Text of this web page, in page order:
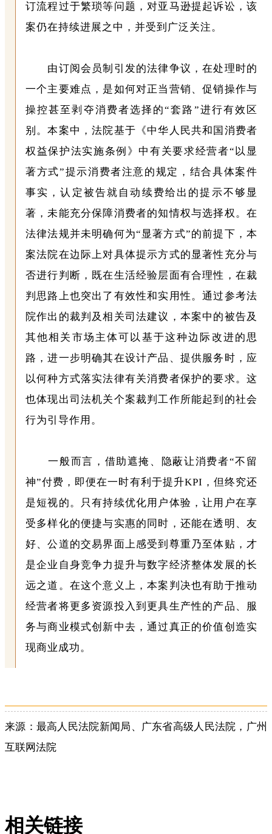
订流程过于繁琐等问题，对亚马逊提起诉讼，该
案仍在持续进展之中，并受到广泛关注。
由订阅会员制引发的法律争议，在处理时的
一个主要难点，是如何对正当营销、促销操作与
操控甚至剥夺消费者选择的“套路”进行有效区
别。本案中，法院基于《中华人民共和国消费者
权益保护法实施条例》中有关要求经营者“以显
著方式”提示消费者注意的规定，结合具体案件
事实，认定被告就自动续费给出的提示不够显
著，未能充分保障消费者的知情权与选择权。在
法律法规并未明确何为“显著方式”的前提下，本
案法院在边际上对具体提示方式的显著性充分与
否进行判断，既在生活经验层面有合理性，在裁
判思路上也突出了有效性和实用性。通过参考法
院作出的裁判及相关司法建议，本案中的被告及
其他相关市场主体可以基于这种边际改进的思
路，进一步明确其在设计产品、提供服务时，应
以何种方式落实法律有关消费者保护的要求。这
也体现出司法机关个案裁判工作所能起到的社会
行为引导作用。
一般而言，借助遮掩、隐蔽让消费者“不留
神”付费，即便在一时有利于提升KPI，但终究还
是短视的。只有持续优化用户体验，让用户在享
受多样化的便捷与实惠的同时，还能在透明、友
好、公道的交易界面上感受到尊重乃至体贴，才
是企业自身竞争力提升与数字经济整体发展的长
远之道。在这个意义上，本案判决也有助于推动
经营者将更多资源投入到更具生产性的产品、服
务与商业模式创新中去，通过真正的价值创造实
现商业成功。
来源：最高人民法院新闻局、广东省高级人民法院，广州
互联网法院
相关链接